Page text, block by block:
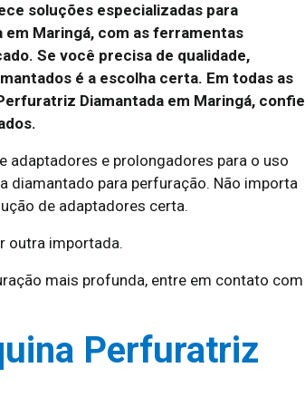
soluções especializadas para
Maringá, com as ferramentas
Se você precisa de qualidade,
é a escolha certa. Em todas as
Diamantada em Maringá, confie
adaptadores e prolongadores para o uso
diamantado para perfuração. Não importa
de adaptadores certa.
outra importada.
mais profunda, entre em contato com
Perfuratriz